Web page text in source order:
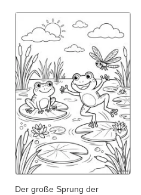
Der große Sprung der